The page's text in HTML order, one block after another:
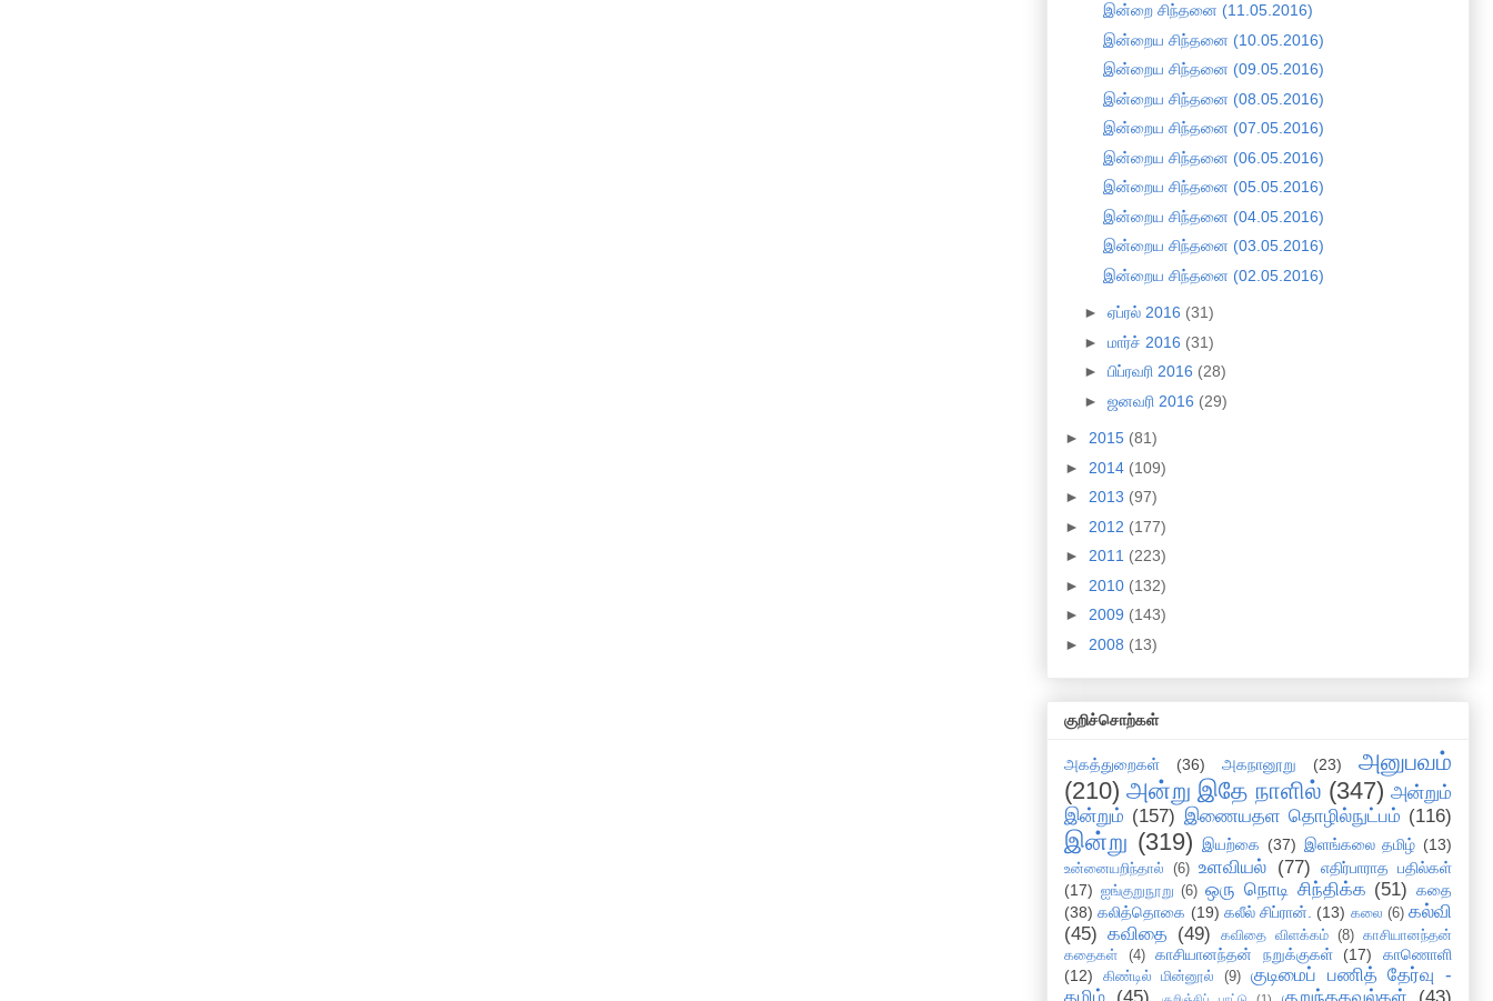
இன்றை சிந்தனை (11.05.2016)
இன்றைய சிந்தனை (10.05.2016)
இன்றைய சிந்தனை (09.05.2016)
இன்றைய சிந்தனை (08.05.2016)
இன்றைய சிந்தனை (07.05.2016)
இன்றைய சிந்தனை (06.05.2016)
இன்றைய சிந்தனை (05.05.2016)
இன்றைய சிந்தனை (04.05.2016)
இன்றைய சிந்தனை (03.05.2016)
இன்றைய சிந்தனை (02.05.2016)
► ஏப்ரல் 2016 (31)
► மார்ச் 2016 (31)
► பிப்ரவரி 2016 (28)
► ஜனவரி 2016 (29)
► 2015 (81)
► 2014 (109)
► 2013 (97)
► 2012 (177)
► 2011 (223)
► 2010 (132)
► 2009 (143)
► 2008 (13)
குறிச்சொற்கள்
அகத்துறைகள் (36) அகநானூறு (23)
அனுபவம்
(210) அன்று இதே நாளில் (347) அன்றும்
இன்றும் (157) இணையதள தொழில்நுட்பம் (116)
இன்று (319) இயற்கை (37) இளங்கலை தமிழ் (13)
உன்னையறிந்தால் (6) உளவியல் (77)
எதிர்பாராத பதில்கள்
(17) ஐங்குறுநூறு (6) ஒரு நொடி சிந்திக்க (51) கதை
(38) கலித்தொகை (19) கலீல் சிப்ரான். (13) கலை (6) கல்வி
(45) கவிதை (49) கவிதை விளக்கம் (8) காசியானந்தன்
கதைகள்
(4) காசியானந்தன் நறுக்குகள் (17)
காணொளி
(12)
கிண்டில் மின்னூல் (9)
குடிமைப் பணித் தேர்வு -